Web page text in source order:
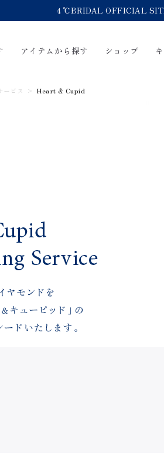
４℃BRIDAL OFFICIAL
アイテムから探す ショップ
ービス Heart & Cupid